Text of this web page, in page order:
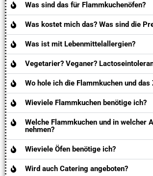
Was sind das für Flammkuchenöfen?
Was kostet mich das? Was sind die
Was ist mit Lebenmittelallergien?
Vegetarier? Veganer?
Wo hole ich die Flammkuchen und das
Wieviele Flammkuchen benötige ich?
Welche Flammkuchen und in welcher
nehmen?
Wieviele Öfen benötige ich?
Wird auch Catering angeboten?